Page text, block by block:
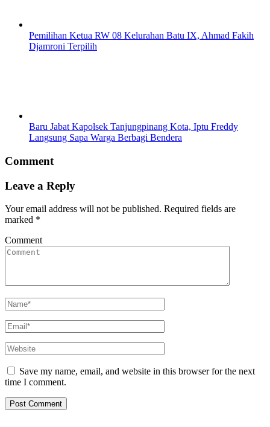
Pemilihan Ketua RW 08 Kelurahan Batu IX, Ahmad Fakih
Djamroni Terpilih
Baru Jabat Kapolsek Tanjungpinang Kota, Iptu Freddy
Langsung Sapa Warga Berbagi Bendera
Comment
Leave a Reply
Your email address will not be published. Required fields are
marked *
Comment
Save my name, email, and website in this browser for the next
time I comment.